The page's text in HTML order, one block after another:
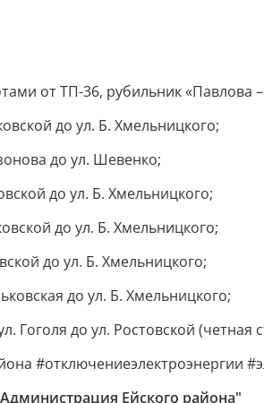
от ТП-36, рубильник «Павлова
до ул. Б. Хмельницкого;
до ул. Шевенко;
до ул. Б. Хмельницкого;
до ул. Б. Хмельницкого;
до ул. Б. Хмельницкого;
до ул. Б. Хмельницкого;
Гоголя до ул. Ростовской (четная
#отключениеэлектроэнергии
Ейского района"